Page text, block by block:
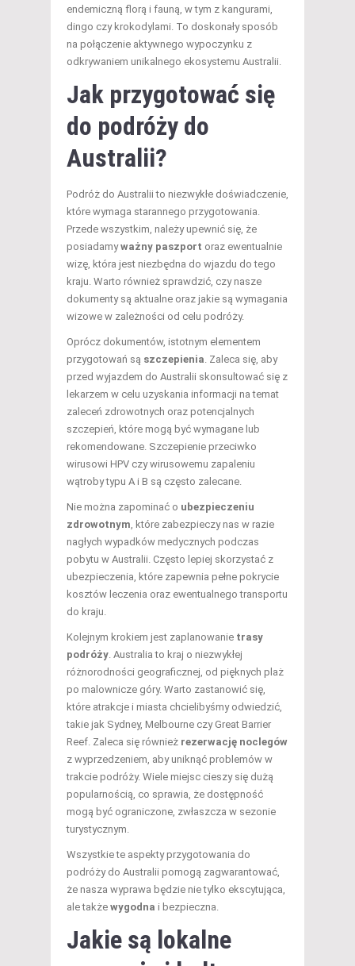
endemiczną florą i fauną, w tym z kangurami,
dingo czy krokodylami. To doskonały sposób
na połączenie aktywnego wypoczynku z
odkrywaniem unikalnego ekosystemu Australii.
Jak przygotować się
do podróży do
Australii?
Podróż do Australii to niezwykłe doświadczenie,
które wymaga starannego przygotowania.
Przede wszystkim, należy upewnić się, że
posiadamyważny paszport oraz ewentualnie
wizę, która jest niezbędna do wjazdu do tego
kraju. Warto również sprawdzić, czy nasze
dokumenty są aktualne oraz jakie są wymagania
wizowe w zależności od celu podróży.
Oprócz dokumentów, istotnym elementem
przygotowań są szczepienia . Zaleca się, aby
przed wyjazdem do Australii skonsultować się z
lekarzem w celu uzyskania informacji na temat
zaleceń zdrowotnych oraz potencjalnych
szczepień, które mogą być wymagane lub
rekomendowane. Szczepienie przeciwko
wirusowi HPV czy wirusowemu zapaleniu
wątroby typu A i B są często zalecane.
Nie można zapominać o ubezpieczeniu
zdrowotnym , które zabezpieczy nas w razie
nagłych wypadków medycznych podczas
pobytu w Australii. Często lepiej skorzystać z
ubezpieczenia, które zapewnia pełne pokrycie
kosztów leczenia oraz ewentualnego transportu
do kraju.
Kolejnym krokiem jest zaplanowanie trasy
podróży . Australia to kraj o niezwykłej
różnorodności geograficznej, od pięknych plaż
po malownicze góry. Warto zastanowić się,
które atrakcje i miasta chcielibyśmy odwiedzić,
takie jak Sydney, Melbourne czy Great Barrier
Reef. Zaleca się również rezerwację noclegów
z wyprzedzeniem, aby uniknąć problemów w
trakcie podróży. Wiele miejsc cieszy się dużą
popularnością, co sprawia, że dostępność
mogą być ograniczone, zwłaszcza w sezonie
turystycznym.
Wszystkie te aspekty przygotowania do
podróży do Australii pomogą zagwarantować,
że nasza wyprawa będzie nie tylko ekscytująca,
ale także wygodna i bezpieczna.
Jakie są lokalne